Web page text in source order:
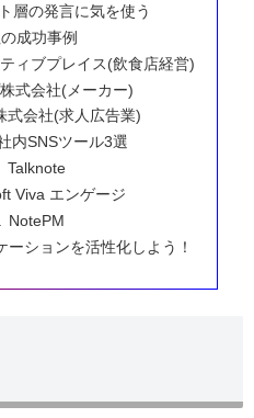
層の発言に気を使う
成功事例
ィブプレイス(飲食店経営)
式会社(メーカー)
式会社(求人広告業)
内SNSツール3選
Talknote
Viva エンゲージ
NotePM
ーションを活性化しよう！